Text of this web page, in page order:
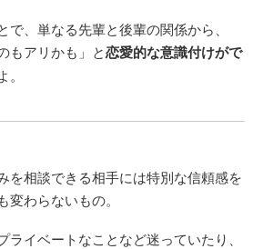
で、単なる先輩と後輩の関係から、
もアリかも」と恋愛的な意識付けがで
を相談できる相手には特別な信頼感を
わらないもの。
ライベートなことなど迷っていたり、